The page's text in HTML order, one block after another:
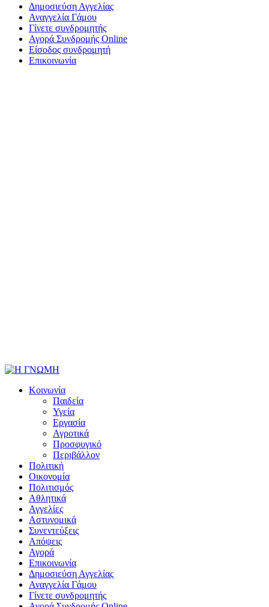
Δημοσιεύση Αγγελίας
Αναγγελία Γάμου
Γίνετε συνδρομητής
Αγορά Συνδρομής Online
Είσοδος συνδρομητή
Επικοινωνία
Κοινωνία
Παιδεία
Υγεία
Εργασία
Αγροτικά
Προσφυγικό
Περιβάλλον
Πολιτική
Οικονομία
Πολιτισμός
Αθλητικά
Αγγελίες
Αστυνομικά
Συνεντεύξεις
Απόψεις
Αγορά
Επικοινωνία
Δημοσιεύση Αγγελίας
Αναγγελία Γάμου
Γίνετε συνδρομητής